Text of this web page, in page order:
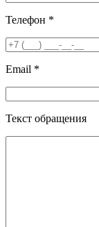
Телефон *
Email *
Текст обращения